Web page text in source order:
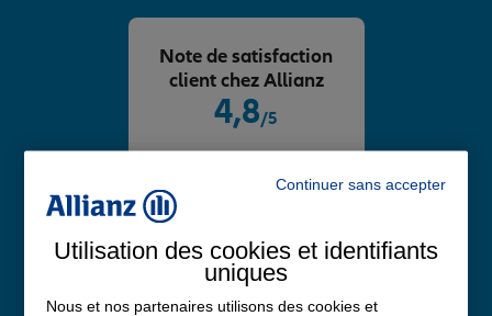
4,8/5
Note de satisfaction
client chez Allianz
Continuer sans accepter
Utilisation des cookies et identifiants
uniques
Nous et nos partenaires utilisons des cookies et